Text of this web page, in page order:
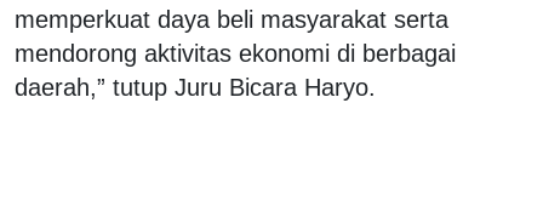
memperkuat daya beli masyarakat serta
mendorong aktivitas ekonomi di berbagai
daerah,” tutup Juru Bicara Haryo.